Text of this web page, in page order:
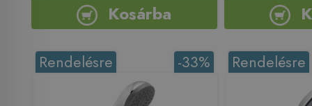
Kosárba
-33%
Rendelésre Rendelésre